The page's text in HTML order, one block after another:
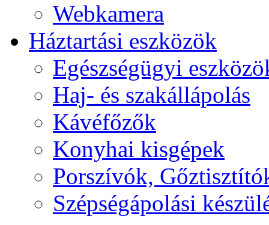
Webkamera
Háztartási eszközök
Egészségügyi
Haj- és szakállápolás
Kávéfőzők
Konyhai kisgépek
Porszívók,
Szépségápolási